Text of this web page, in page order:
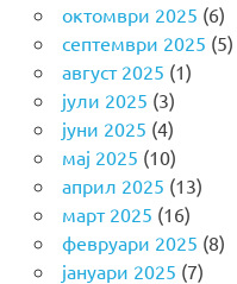
октомври 2025 (6)
септември 2025 (5)
август 2025 (1)
јули 2025 (3)
јуни 2025 (4)
мај 2025 (10)
април 2025 (13)
март 2025 (16)
февруари 2025 (8)
јануари 2025 (7)